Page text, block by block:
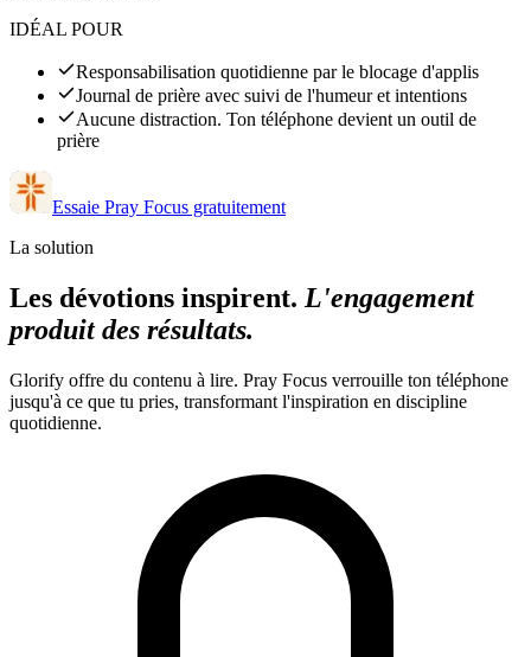
IDÉAL POUR
Responsabilisation quotidienne par le blocage d'applis
Journal de prière avec suivi de l'humeur et intentions
Aucune distraction. Ton téléphone devient un outil de
prière
Essaie Pray Focus gratuitement
La solution
Les dévotions inspirent. L'engagement
produit des résultats.
Glorify offre du contenu à lire. Pray Focus verrouille ton téléphone
jusqu'à ce que tu pries, transformant l'inspiration en discipline
quotidienne.